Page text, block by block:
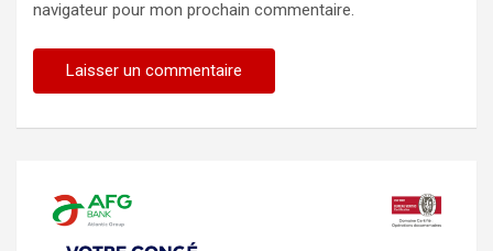
navigateur pour mon prochain commentaire.